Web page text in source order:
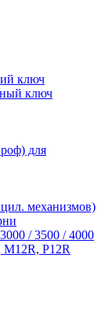
ключ
ключ
для
механизмов)
/ 3500 / 4000
P12R